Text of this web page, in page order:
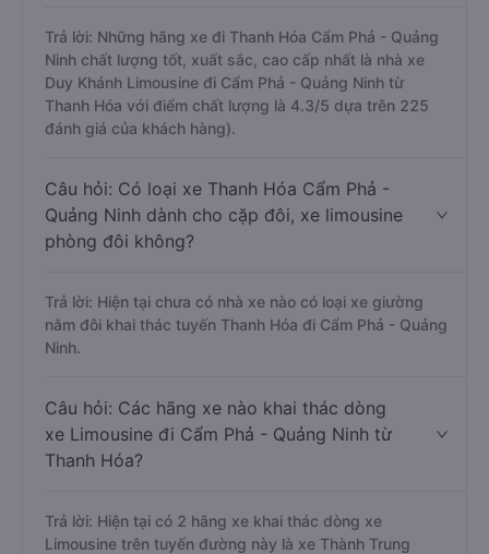
Trả lời: Những hãng xe đi Thanh Hóa Cẩm Phả - Quảng
Ninh chất lượng tốt, xuất sắc, cao cấp nhất là nhà xe
Duy Khánh Limousine đi Cẩm Phả - Quảng Ninh từ
Thanh Hóa với điểm chất lượng là 4.3/5 dựa trên 225
đánh giá của khách hàng).
Câu hỏi: Có loại xe Thanh Hóa Cẩm Phả -
Quảng Ninh dành cho cặp đôi, xe limousine
phòng đôi không?
Trả lời: Hiện tại chưa có nhà xe nào có loại xe giường
nằm đôi khai thác tuyến Thanh Hóa đi Cẩm Phả - Quảng
Ninh.
Câu hỏi: Các hãng xe nào khai thác dòng
xe Limousine đi Cẩm Phả - Quảng Ninh từ
Thanh Hóa?
Trả lời: Hiện tại có 2 hãng xe khai thác dòng xe
Limousine trên tuyến đường này là xe Thành Trung